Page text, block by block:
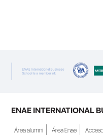
a Crecer". El
personas
becas de estudio
de al menos una
ENAE INTERNATIONAL
Área alumni Área Enae